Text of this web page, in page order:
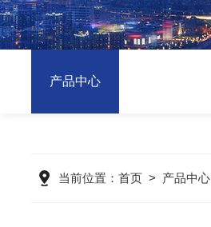
产品中心
当前位置： 首页 > 产品中心